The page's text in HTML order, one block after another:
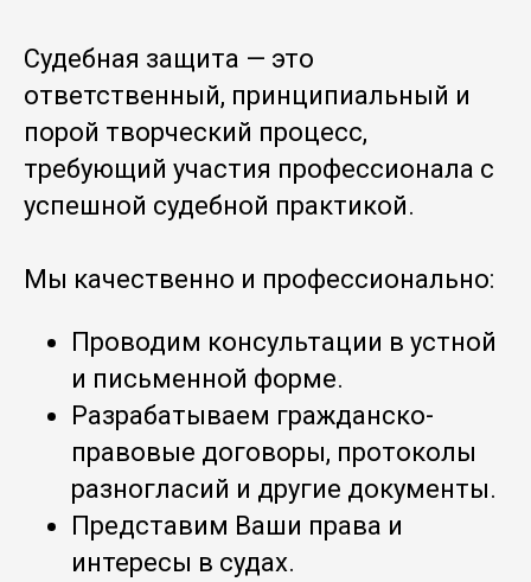
Судебная защита — это
ответственный, принципиальный и
порой творческий процесс,
требующий участия профессионала с
успешной судебной практикой.
Мы качественно и профессионально:
Проводим консультации в устной
и письменной форме.
Разрабатываем гражданско-
правовые договоры, протоколы
разногласий и другие документы.
Представим Ваши права и
интересы в судах.